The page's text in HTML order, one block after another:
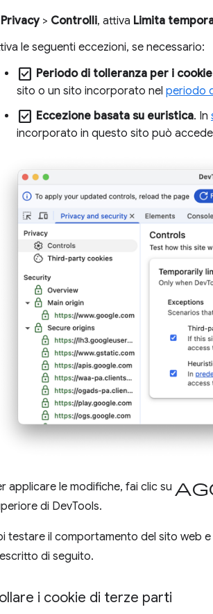
Privacy> Controlli, attiva Limita
le seguenti eccezioni, se necessario:
check_box Periodo di tolleranza per i
sito o un sito incorporato nel periodo
check_box Eccezione basata su euristica. In
incorporato in questo sito può
applicare le modifiche, fai clic su
di DevTools.
testare il comportamento del sito web
di seguito.
i cookie di terze parti